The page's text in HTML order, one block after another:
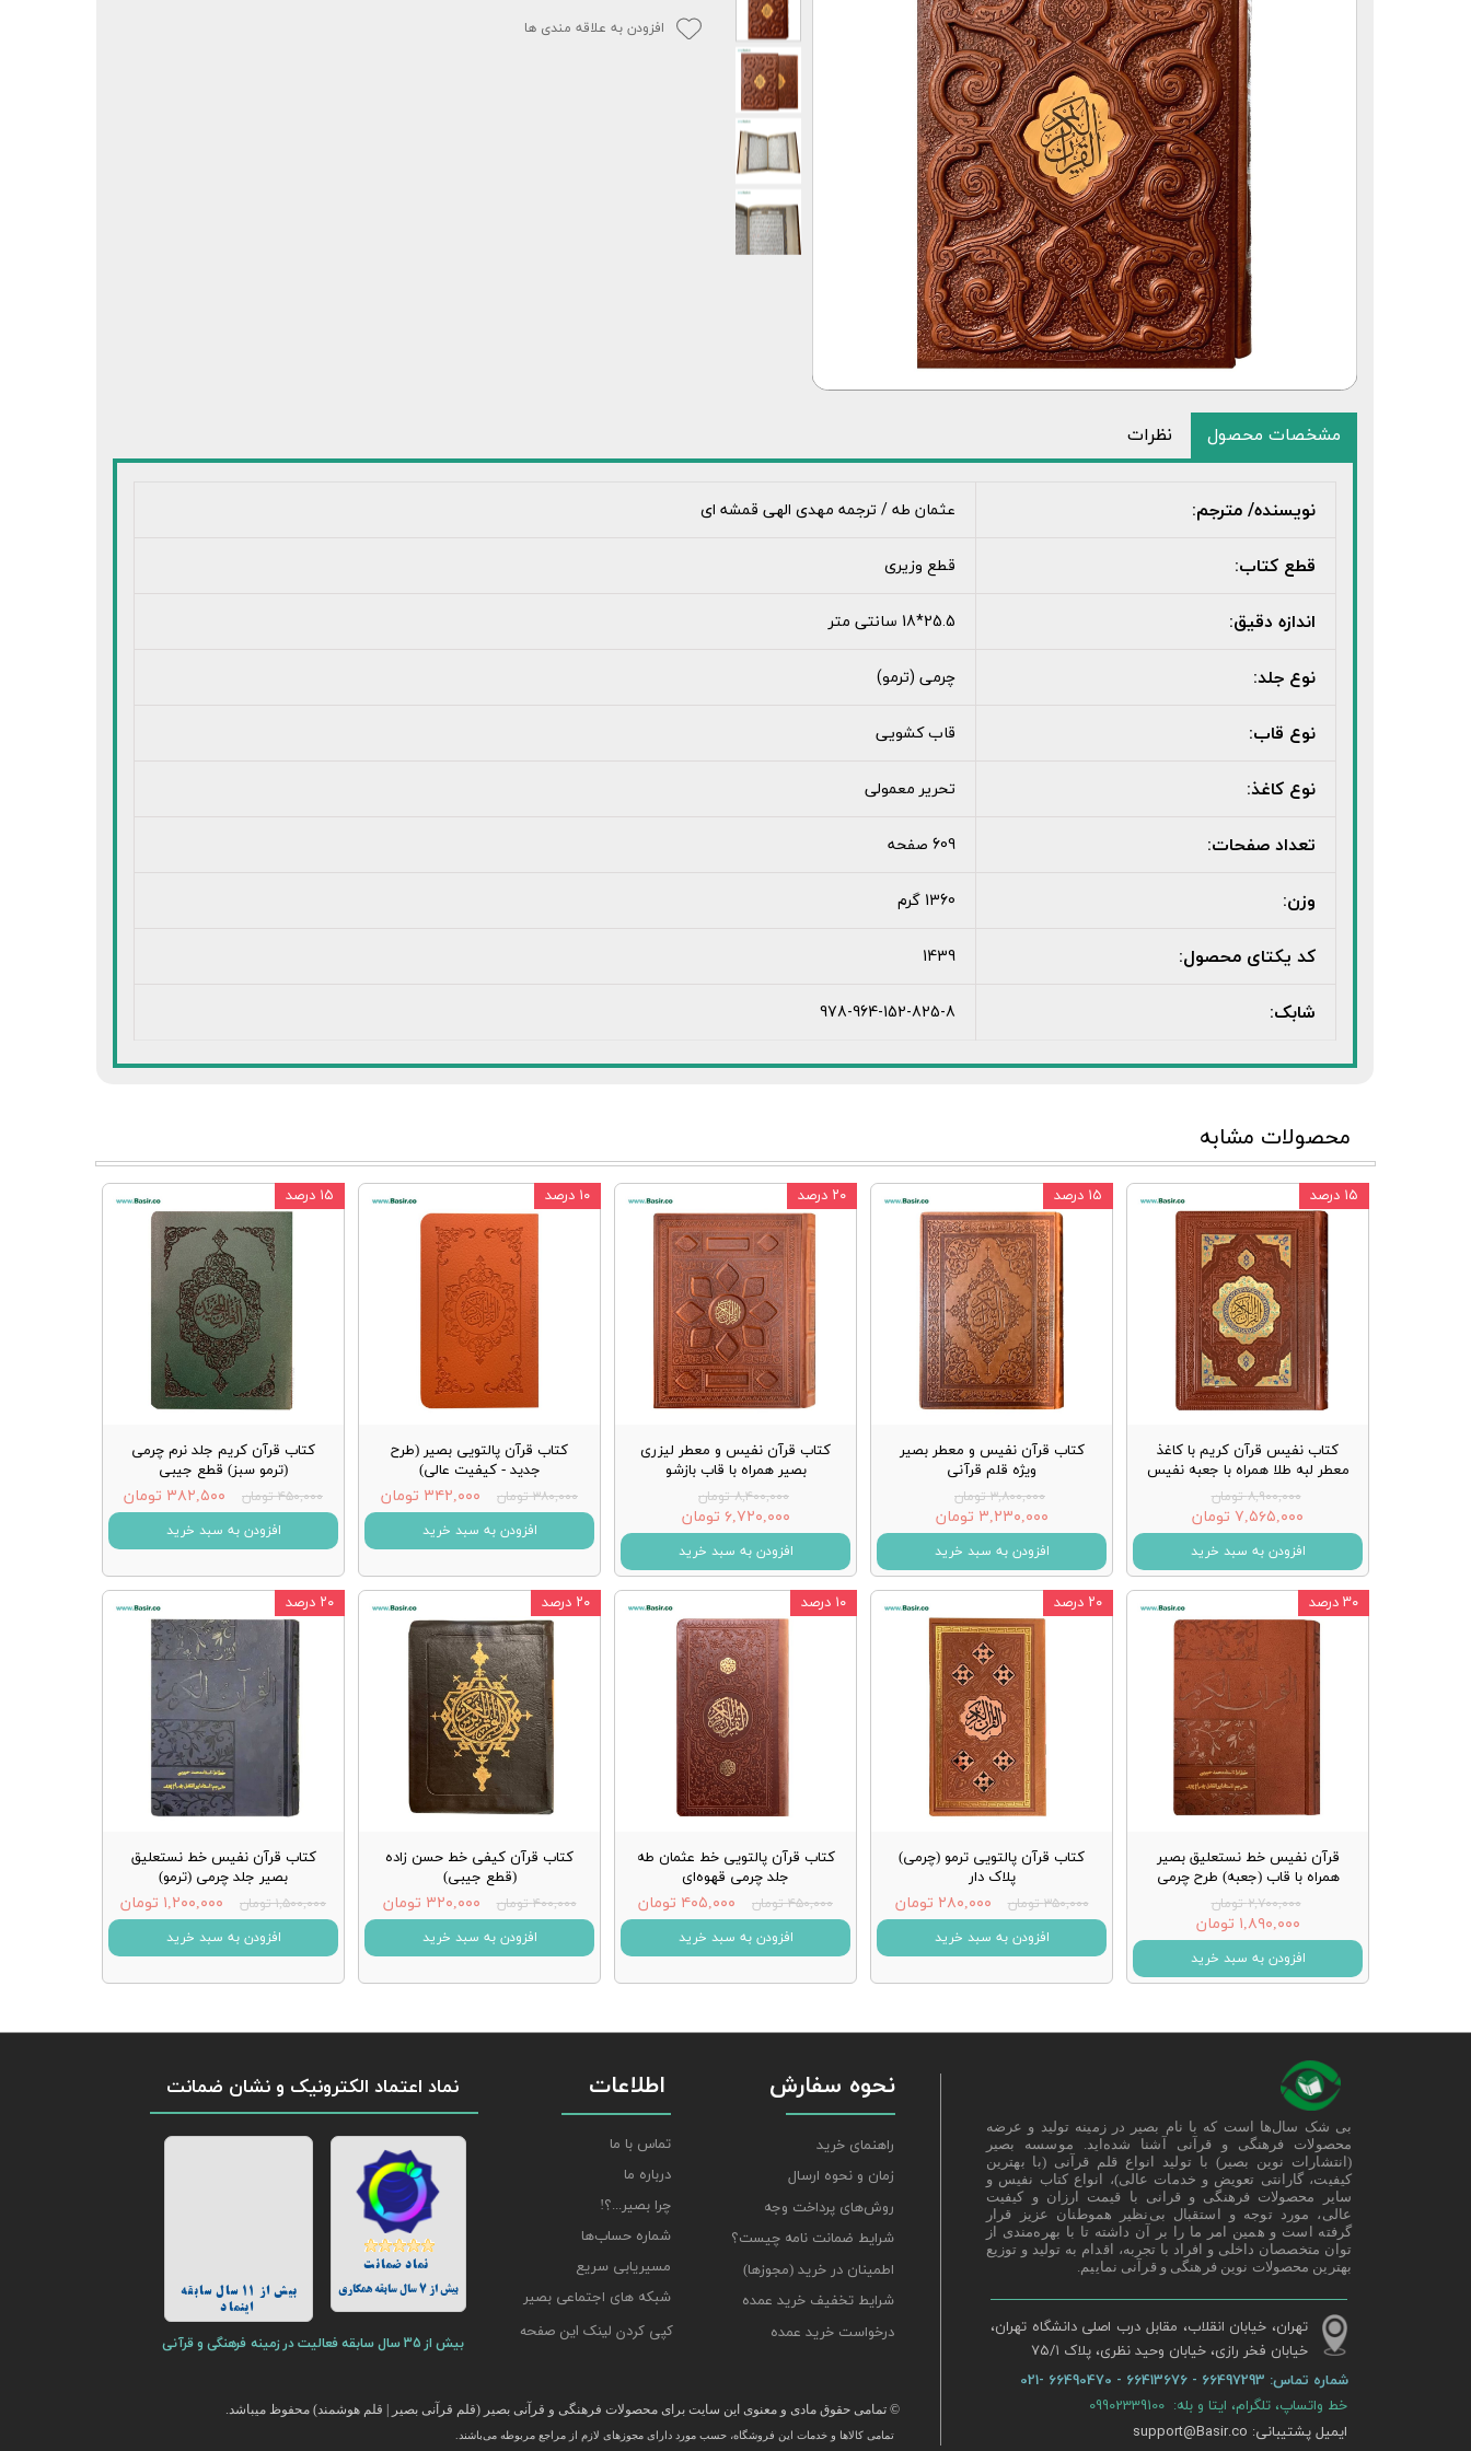
افزودن به علاقه مندی ها
مشخصات محصول نظرات
نویسنده/ مترجم: عثمان طه / ترجمه مهدی الهی قمشه ای
قطع کتاب: قطع وزیری
اندازه دقیق: 25.5*18 سانتی متر
نوع جلد: چرمی (ترمو)
نوع قاب: قاب کشویی
نوع کاغذ: تحریر معمولی
تعداد صفحات: 609 صفحه
وزن: 1360 گرم
کد یکتای محصول: 1439
شابک: 978-964-152-825-8
محصولات مشابه
کتاب نفیس قرآن کریم با کاغذ
معطر لبه طلا همراه با جعبه نفیس
۸,۹۰۰,۰۰۰ تومان
۷,۵۶۵,۰۰۰ تومان
افزودن به سبد خرید
۱۵ درصد
کتاب قرآن نفیس و معطر بصیر
ویژه قلم قرآنی
۳,۸۰۰,۰۰۰ تومان
۳,۲۳۰,۰۰۰ تومان
افزودن به سبد خرید
۱۵ درصد
کتاب قرآن نفیس و معطر لیزری
بصیر همراه با قاب بازشو
۸,۴۰۰,۰۰۰ تومان
۶,۷۲۰,۰۰۰ تومان
افزودن به سبد خرید
۲۰ درصد
کتاب قرآن پالتویی بصیر (طرح
جدید - کیفیت عالی)
۳۸۰,۰۰۰ تومان ۳۴۲,۰۰۰ تومان
افزودن به سبد خرید
۱۰ درصد
کتاب قرآن کریم جلد نرم چرمی
(ترمو سبز) قطع جیبی
۴۵۰,۰۰۰ تومان ۳۸۲,۵۰۰ تومان
افزودن به سبد خرید
۱۵ درصد
قرآن نفیس خط نستعلیق بصیر
همراه با قاب (جعبه) طرح چرمی
۲,۷۰۰,۰۰۰ تومان
۱,۸۹۰,۰۰۰ تومان
افزودن به سبد خرید
۳۰ درصد
کتاب قرآن پالتویی ترمو (چرمی)
پلاک دار
۳۵۰,۰۰۰ تومان ۲۸۰,۰۰۰ تومان
افزودن به سبد خرید
۲۰ درصد
کتاب قرآن پالتویی خط عثمان طه
جلد چرمی قهوه‌ای
۴۵۰,۰۰۰ تومان ۴۰۵,۰۰۰ تومان
افزودن به سبد خرید
۱۰ درصد
کتاب قرآن کیفی خط حسن زاده
(قطع جیبی)
۴۰۰,۰۰۰ تومان ۳۲۰,۰۰۰ تومان
افزودن به سبد خرید
۲۰ درصد
کتاب قرآن نفیس خط نستعلیق
بصیر جلد چرمی (ترمو)
۱,۵۰۰,۰۰۰ تومان ۱,۲۰۰,۰۰۰ تومان
افزودن به سبد خرید
۲۰ درصد
نحوه سفارش
راهنمای خرید
زمان و نحوه ارسال
روش‌های پرداخت وجه
شرایط ضمانت نامه چیست؟
اطمینان در خرید (مجوزها)
شرایط تخفیف خرید عمده
درخواست خرید عمده
© تمامی حقوق مادی و معنوی این سایت برای محصولات فرهنگی و قرآنی بصیر (قلم قرآنی بصیر | قلم هوشمند) محفوظ میباشد.
تمامی كالاها و خدمات این فروشگاه، حسب مورد دارای مجوزهای لازم از مراجع مربوطه می‌باشند.
نماد اعتماد الکترونیک و نشان ضمانت
بیش از 11 سال سابقه
اینماد
بیش از 35 سال سابقه فعالیت در زمینه فرهنگی و قرآنی
بیش از 7 سال سابقه همکاری
اطلاعات
تماس با ما
درباره ما
چرا بصیر...؟!
شماره حساب‌ها
مسیریابی سریع
شبکه های اجتماعی بصیر
تهران، خیابان انقلاب، مقابل درب اصلی دانشگاه تهران،
خیابان فخر رازی، خیابان وحید نظری، پلاک ۷۵/۱​​​​​​​
شماره تماس:
بی شک سال‌ها است که با نام بصیر در زمینه تولید و عرضه
محصولات فرهنگی و قرآنی آشنا شده‌اید. موسسه بصیر
(انتشارات نوین بصیر) با تولید انواع قلم قرآنی (با بهترین
کیفیت، گارانتی تعویض و خدمات عالی)، انواع کتاب نفیس و
سایر محصولات فرهنگی و قرانی با قیمت ارزان و کیفیت
عالی، مورد توجه و استقبال بی‌نظیر هموطنان عزیز قرار
گرفته است و همین امر ما را بر آن داشته تا با بهره‌مندی از
توان متخصصان داخلی و افراد با تجربه، اقدام به تولید و توزیع
بهترین محصولات نوین فرهنگی و قرآنی نماییم.
خط واتساپ، تلگرام، ایتا و بله: 09902339100
ایمیل پشتیبانی: support@Basir.co
کپی کردن لینک این صفحه